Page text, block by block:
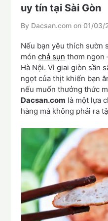
uy tín tại Sài Gòn
By Dacsan.com on 01/03/
Nếu bạn yêu thích sườn
mónchả sụn thơm ngon
Hà Nội. Vì giai giòn sần
ngọt của thịt khiến bạn
nếu muốn thưởng thức
Dacsan.com là một lựa
hàng mà không phải ra